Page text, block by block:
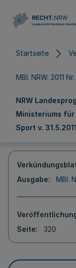
Startseite
MBl. NRW. 2011
NRW
Ministeriums für
Sport v. 31.5.2011
Ausgabe
MBl.
Seite
320